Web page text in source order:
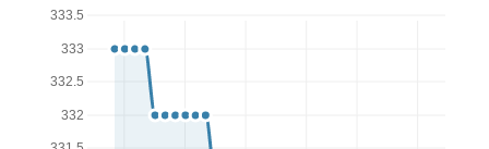
332
332.5
333
333.5